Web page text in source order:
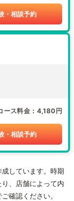
・相談予約
ース料金 4,180円
・相談予約
しています。時期
、店舗によって内
確認ください。